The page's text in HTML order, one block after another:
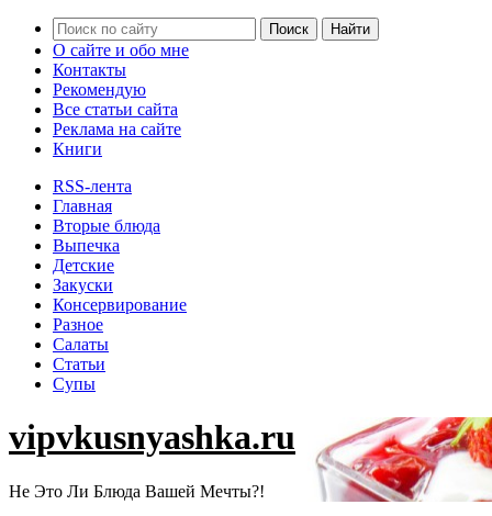
О сайте и обо мне
Контакты
Рекомендую
Все статьи сайта
Реклама на сайте
Книги
RSS-лента
Главная
Вторые блюда
Выпечка
Детские
Закуски
Консервирование
Разное
Салаты
Статьи
Супы
vipvkusnyashka.ru
Не Это Ли Блюда Вашей Мечты?!